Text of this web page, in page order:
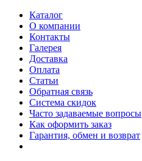
Каталог
О компании
Контакты
Галерея
Доставка
Оплата
Статьи
Обратная связь
Система скидок
Часто задаваемые вопросы
Как оформить заказ
Гарантия, обмен и возврат